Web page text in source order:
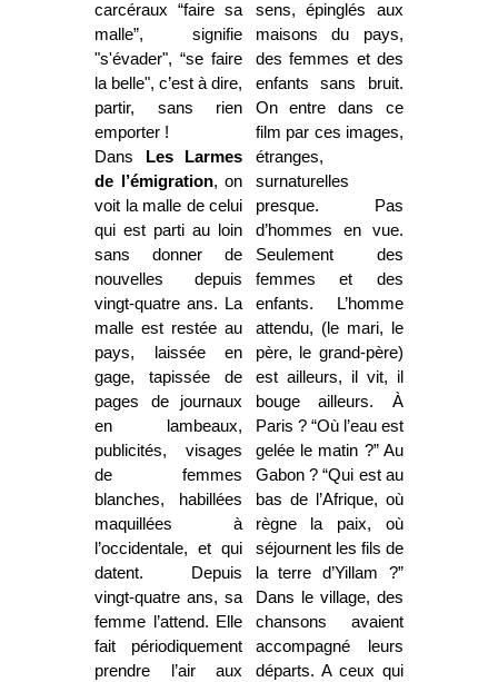
carcéraux “faire sa
malle”, signifie
"s'évader", “se faire
la belle", c’est à dire,
partir, sans rien
emporter !
Dans
Les Larmes
de l’émigration, on
voit la malle de celui
qui est parti au loin
sans donner de
nouvelles depuis
vingt-quatre ans. La
malle est restée au
pays, laissée en
gage, tapissée de
pages de journaux
en lambeaux,
publicités, visages
de femmes
blanches, habillées
maquillées à
l’occidentale, et qui
datent. Depuis
vingt-quatre ans, sa
femme l’attend. Elle
fait périodiquement
prendre l’air aux
sens, épinglés aux
maisons du pays,
des femmes et des
enfants sans bruit.
On entre dans ce
film par ces images,
étranges,
surnaturelles
presque. Pas
d’hommes en vue.
Seulement des
femmes et des
enfants. L’homme
attendu, (le mari, le
père, le grand-père)
est ailleurs, il vit, il
bouge ailleurs. À
Paris ? “Où l’eau est
gelée le matin ?” Au
Gabon ? “Qui est au
bas de l’Afrique, où
règne la paix, où
séjournent les fils de
la terre d’Yillam ?”
Dans le village, des
chansons avaient
accompagné leurs
départs. A ceux qui